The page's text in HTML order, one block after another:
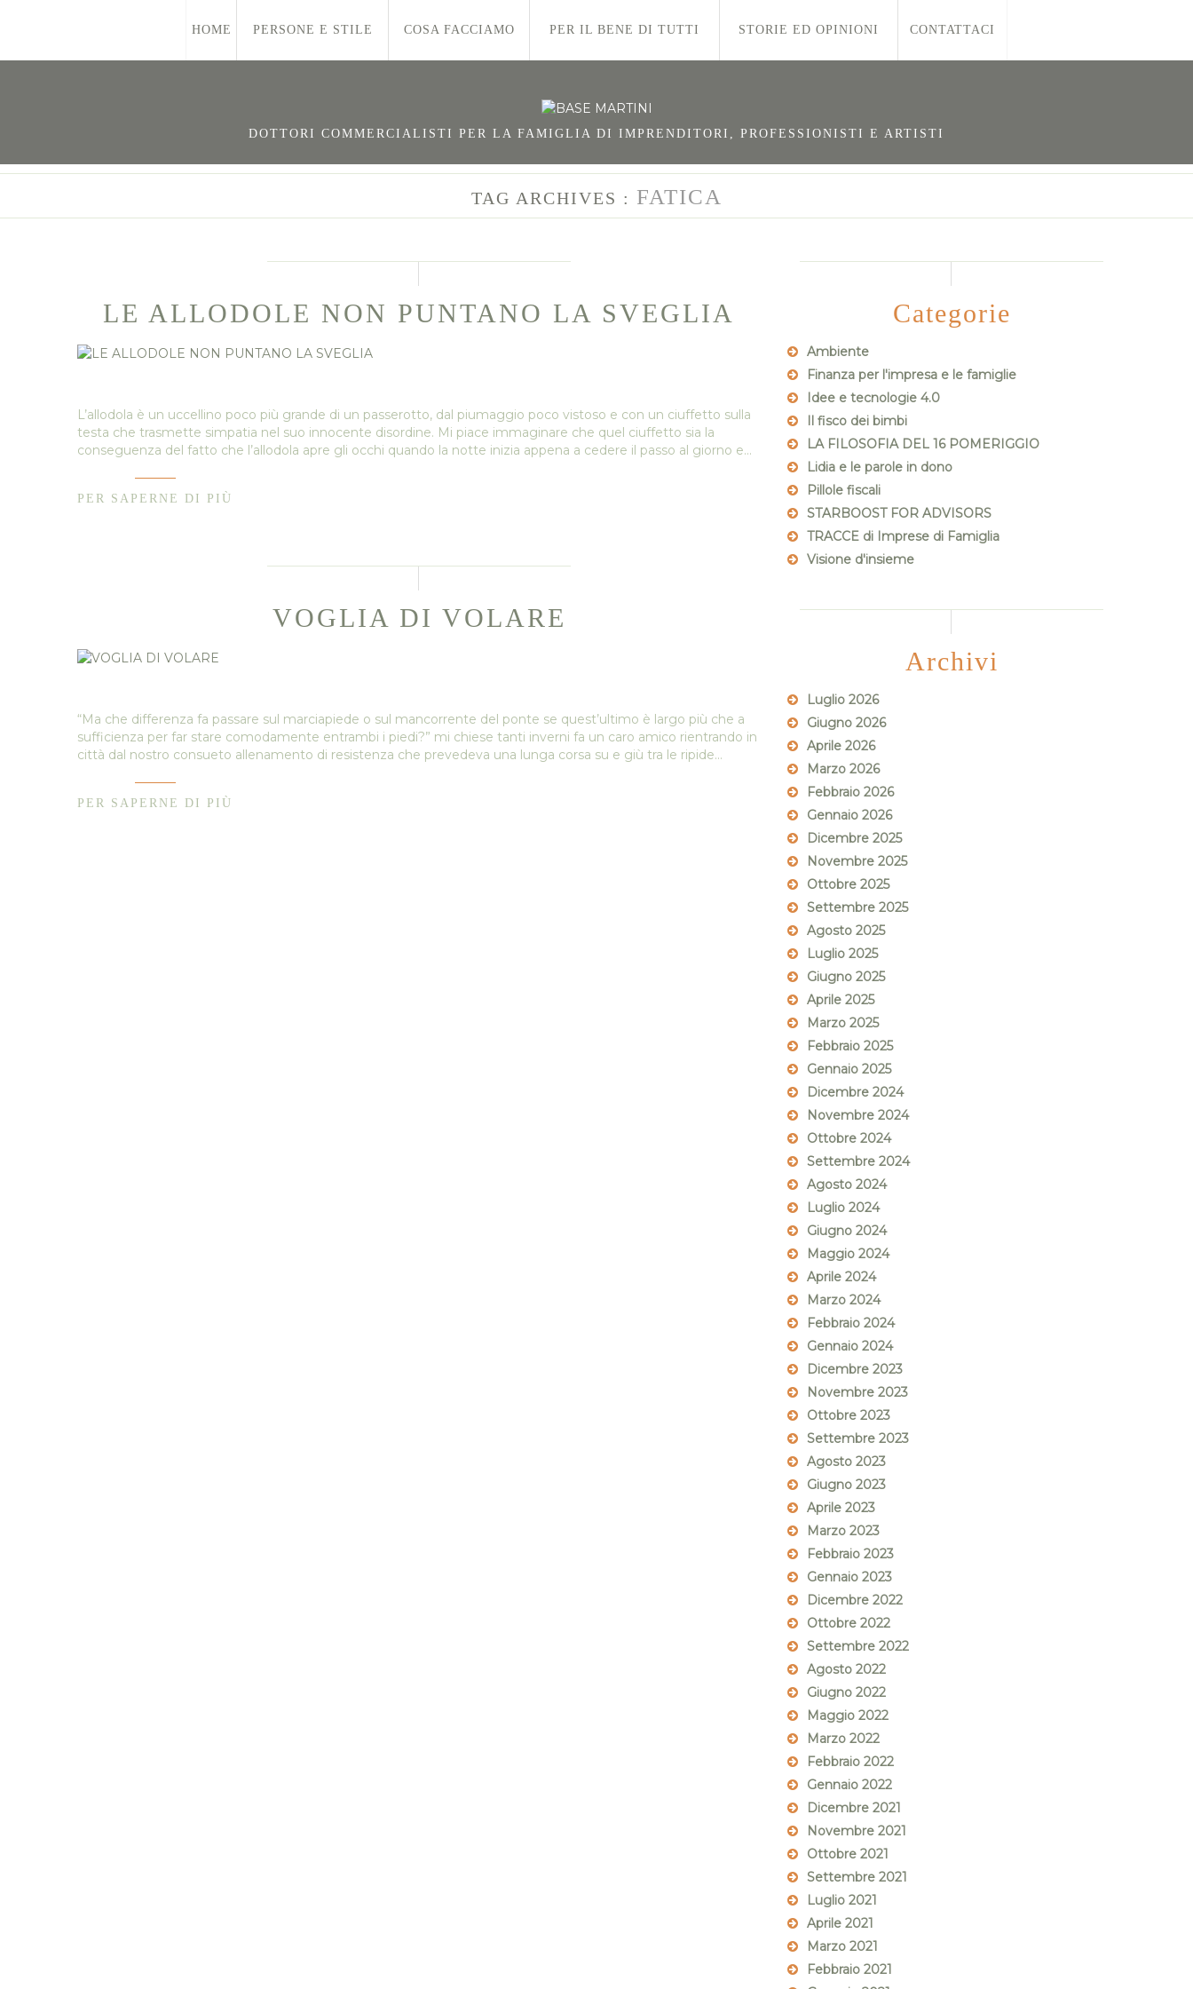
HOME PERSONE E STILE COSA FACCIAMO PER IL BENE DI TUTTI STORIE ED OPINIONI CONTATTACI
DOTTORI COMMERCIALISTI PER LA FAMIGLIA DI IMPRENDITORI, PROFESSIONISTI E ARTISTI
TAG ARCHIVES : FATICA
LE ALLODOLE NON PUNTANO LA SVEGLIA
L’allodola è un uccellino poco più grande di un passerotto, dal piumaggio poco vistoso e con un ciuffetto sulla
testa che trasmette simpatia nel suo innocente disordine. Mi piace immaginare che quel ciuffetto sia la
conseguenza del fatto che l’allodola apre gli occhi quando la notte inizia appena a cedere il passo al giorno e…
PER SAPERNE DI PIÙ
VOGLIA DI VOLARE
“Ma che differenza fa passare sul marciapiede o sul mancorrente del ponte se quest’ultimo è largo più che a
sufficienza per far stare comodamente entrambi i piedi?” mi chiese tanti inverni fa un caro amico rientrando in
città dal nostro consueto allenamento di resistenza che prevedeva una lunga corsa su e giù tra le ripide…
PER SAPERNE DI PIÙ
Categorie
Ambiente
Finanza per l'impresa e le famiglie
Idee e tecnologie 4.0
Il fisco dei bimbi
LA FILOSOFIA DEL 16 POMERIGGIO
Lidia e le parole in dono
Pillole fiscali
STARBOOST FOR ADVISORS
TRACCE di Imprese di Famiglia
Visione d'insieme
Archivi
Luglio 2026
Giugno 2026
Aprile 2026
Marzo 2026
Febbraio 2026
Gennaio 2026
Dicembre 2025
Novembre 2025
Ottobre 2025
Settembre 2025
Agosto 2025
Luglio 2025
Giugno 2025
Aprile 2025
Marzo 2025
Febbraio 2025
Gennaio 2025
Dicembre 2024
Novembre 2024
Ottobre 2024
Settembre 2024
Agosto 2024
Luglio 2024
Giugno 2024
Maggio 2024
Aprile 2024
Marzo 2024
Febbraio 2024
Gennaio 2024
Dicembre 2023
Novembre 2023
Ottobre 2023
Settembre 2023
Agosto 2023
Giugno 2023
Aprile 2023
Marzo 2023
Febbraio 2023
Gennaio 2023
Dicembre 2022
Ottobre 2022
Settembre 2022
Agosto 2022
Giugno 2022
Maggio 2022
Marzo 2022
Febbraio 2022
Gennaio 2022
Dicembre 2021
Novembre 2021
Ottobre 2021
Settembre 2021
Luglio 2021
Aprile 2021
Marzo 2021
Febbraio 2021